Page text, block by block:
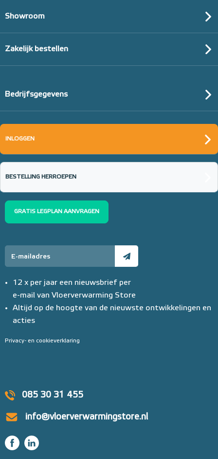
085 30 31 455
info@vloerverwarmingstore.nl
Showroom
Zakelijk bestellen
Bedrijfsgegevens
INLOGGEN
BESTELLING HERROEPEN
GRATIS LEGPLAN AANVRAGEN
12 x per jaar een nieuwsbrief per
e-mail van Vloerverwarming Store
Altijd op de hoogte van de nieuwste ontwikkelingen en
acties
Privacy- en cookieverklaring